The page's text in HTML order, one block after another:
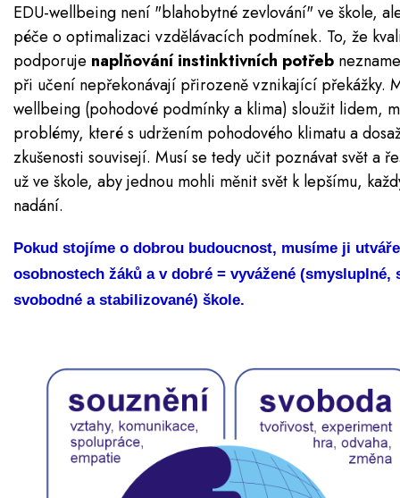
EDU-wellbeing není "blahobytné zevlování" ve škole,
péče o optimalizaci vzdělávacích podmínek. To, že
podporuje naplňování instinktivních potřeb
při učení nepřekonávají přirozeně vznikající překážky.
wellbeing (pohodové podmínky a klima) sloužit lidem,
problémy, které s udržením pohodového klimatu a
zkušenosti souvisejí. Musí se tedy učit poznávat svět a
už ve škole, aby jednou mohli měnit svět k lepšímu,
nadání.
Pokud stojíme o dobrou budoucnost, musíme ji
osobnostech žáků a v dobré = vyvážené (smysluplné,
svobodné a stabilizované) škole.